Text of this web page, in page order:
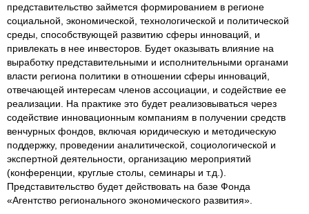
представительство займется формированием в регионе
социальной, экономической, технологической и политической
среды, способствующей развитию сферы инноваций, и
привлекать в нее инвесторов. Будет оказывать влияние на
выработку представительными и исполнительными органами
власти региона политики в отношении сферы инноваций,
отвечающей интересам членов ассоциации, и содействие ее
реализации. На практике это будет реализовываться через
содействие инновационным компаниям в получении средств
венчурных фондов, включая юридическую и методическую
поддержку, проведении аналитической, социологической и
экспертной деятельности, организацию мероприятий
(конференции, круглые столы, семинары и т.д.).
Представительство будет действовать на базе Фонда
«Агентство регионального экономического развития».